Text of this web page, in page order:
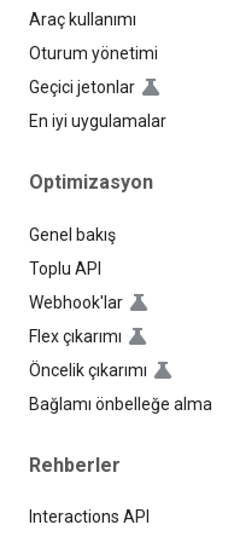
Araç kullanımı
Oturum yönetimi
Geçici jetonlar
En iyi uygulamalar
Optimizasyon
Genel bakış
Toplu API
Webhook'lar
Flex çıkarımı
Öncelik çıkarımı
Bağlamı önbelleğe alma
Rehberler
Interactions API